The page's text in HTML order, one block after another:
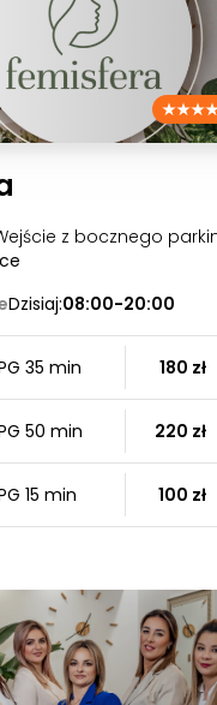
z bocznego
Dzisiaj:08:00-20:00
35 min 180 zł
50 min 220 zł
15 min 100 zł